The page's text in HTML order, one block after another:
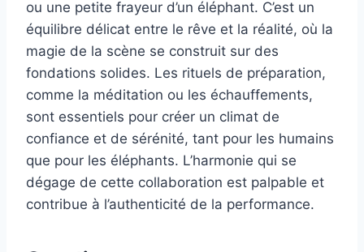
ou une petite frayeur d’un éléphant. C’est un
équilibre délicat entre le rêve et la réalité, où la
magie de la scène se construit sur des
fondations solides. Les rituels de préparation,
comme la méditation ou les échauffements,
sont essentiels pour créer un climat de
confiance et de sérénité, tant pour les humains
que pour les éléphants. L’harmonie qui se
dégage de cette collaboration est palpable et
contribue à l’authenticité de la performance.